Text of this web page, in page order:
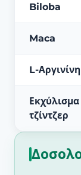
Biloba
Maca
L-Αργινίνη
Εκχύλισμα
τζίντζερ